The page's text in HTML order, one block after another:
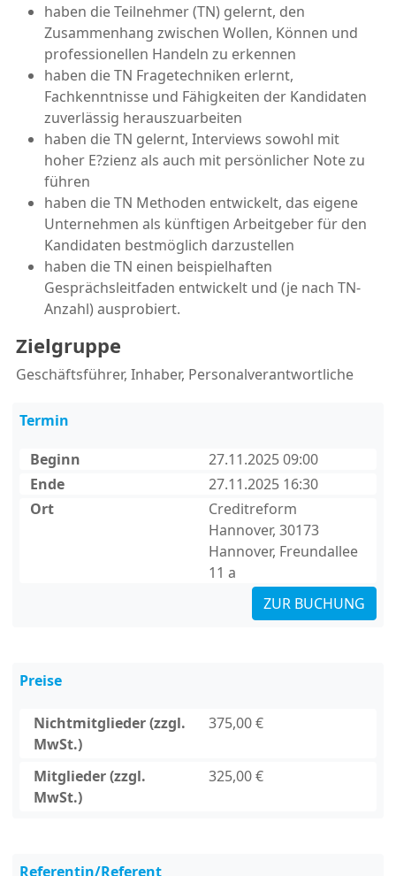
haben die Teilnehmer (TN) gelernt, den
Zusammenhang zwischen Wollen, Können und
professionellen Handeln zu erkennen
haben die TN Fragetechniken erlernt,
Fachkenntnisse und Fähigkeiten der Kandidaten
zuverlässig herauszuarbeiten
haben die TN gelernt, Interviews sowohl mit
hoher E?zienz als auch mit persönlicher Note zu
führen
haben die TN Methoden entwickelt, das eigene
Unternehmen als künftigen Arbeitgeber für den
Kandidaten bestmöglich darzustellen
haben die TN einen beispielhaften
Gesprächsleitfaden entwickelt und (je nach TN-
Anzahl) ausprobiert.
Zielgruppe
Geschäftsführer, Inhaber, Personalverantwortliche
Termin
Beginn
27.11.2025 09:00
Ende
27.11.2025 16:30
Ort
Creditreform
Hannover, 30173
Hannover, Freundallee
11 a
ZUR BUCHUNG
Preise
Nichtmitglieder (zzgl.
MwSt.)
375,00 €
Mitglieder (zzgl.
MwSt.)
325,00 €
Referentin/Referent